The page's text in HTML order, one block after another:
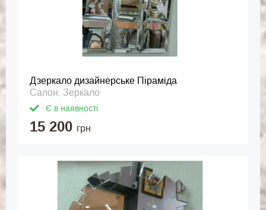
Дзеркало дизайнерське Піраміда
Салон: Зеркало
Є в наявності
15 200 грн